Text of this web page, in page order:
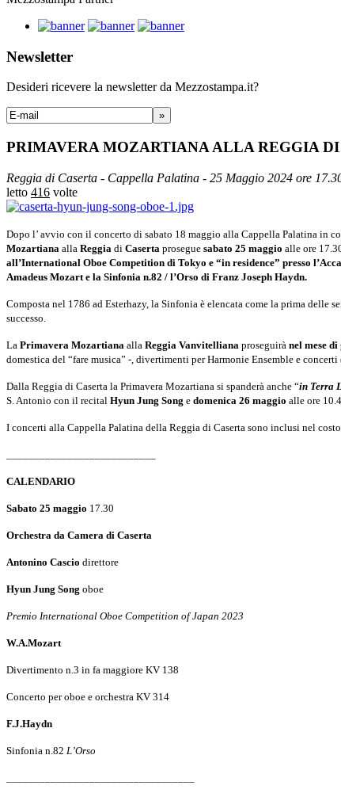
Newsletter
Desideri ricevere la newsletter da Mezzostampa.it?
»
PRIMAVERA MOZARTIANA ALLA REGGIA
Reggia di Caserta - Cappella Palatina - 25 Maggio 2024 ore
letto 416 volte
Dopo l’ avvio con il concerto di sabato 18 maggio alla Cappella Palatina in
Mozartiana alla Reggia di Caserta prosegue sabato 25 maggio alle ore
all’International Oboe Competition di Tokyo e “in residence” presso
Amadeus Mozart e la Sinfonia n.82 / l’Orso di Franz Joseph Haydn.
Composta nel 1786 ad Esterhazy, la Sinfonia è elencata come la prima delle
successo.
La Primavera Mozartiana alla Reggia Vanvitelliana proseguirà nel mese di
domestica del “fare musica” -, divertimenti per Harmonie Ensemble e
Dalla Reggia di Caserta la Primavera Mozartiana si spanderà anche “in Terra
S. Antonio con il recital Hyun Jung Song e domenica 26 maggio alle ore
I concerti alla Cappella Palatina della Reggia di Caserta sono inclusi nel
CALENDARIO
Sabato 25 maggio 17.30
Orchestra da Camera di Caserta
Antonino Cascio direttore
Hyun Jung Song oboe
Premio International Oboe Competition of Japan 2023
W.A.Mozart
Divertimento n.3 in fa maggiore KV 138
Concerto per oboe e orchestra KV 314
F.J.Haydn
Sinfonia n.82 L’Orso